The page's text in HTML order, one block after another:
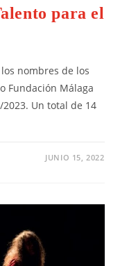
para el
nombres de los
Fundación Málaga
Un total de 14
JUNIO 15, 2022